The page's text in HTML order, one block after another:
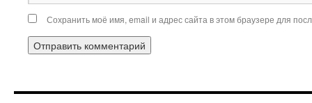
Сохранить моё имя, email и адрес сайта в этом браузере для